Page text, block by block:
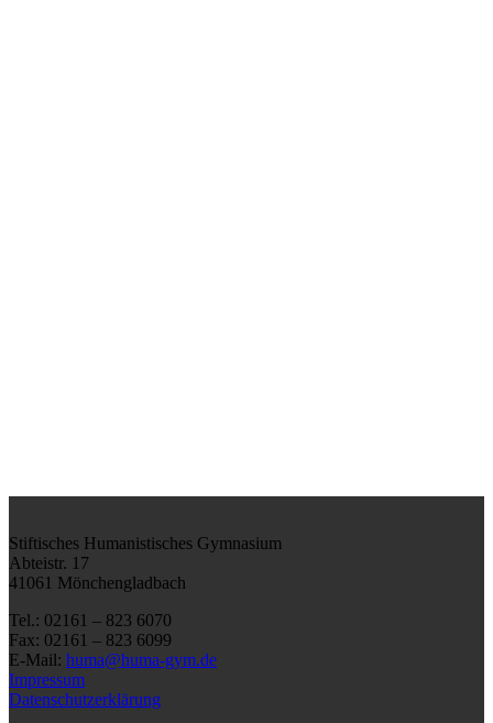
Stiftisches Humanistisches Gymnasium
Abteistr. 17
41061 Mönchengladbach
Tel.: 02161 – 823 6070
Fax: 02161 – 823 6099
E-Mail: huma@huma-gym.de
Impressum
Datenschutzerklärung